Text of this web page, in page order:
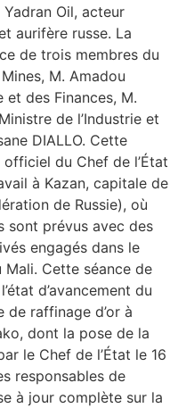
Oil, acteur
aurifère russe. La
de trois membres du
M. Amadou
et des Finances, M.
de l’Industrie et
DIALLO. Cette
officiel du Chef de l’État
à Kazan, capitale de
de Russie), où
sont prévus avec des
engagés dans le
Cette séance de
d’avancement du
de raffinage d’or à
dont la pose de la
le Chef de l’État le 16
responsables de
à jour complète sur la